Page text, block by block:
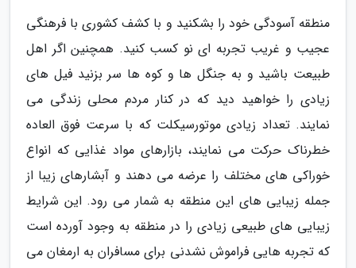
منطقه آسودگی خود را بشکنید و با کشف کشوری با فرهنگی
عجیب و غریب تجربه ای نو کسب کنید. همچنین اگر اهل
طبیعت باشید و به جنگل ها و کوه ها سر بزنید فیل های
زیادی را خواهید دید که در کنار مردم محلی زندگی می
نمایند. تعداد زیادی موتورسیکلت که با سرعت فوق العاده
خطرناک حرکت می نمایند، بازارهای مواد غذایی که انواع
خوراکی های مختلف را عرضه می دهند و آبشارهای زیبا از
جمله زیبایی های این منطقه به شمار می رود. این شرایط
زیبایی های طبیعی زیادی را در منطقه به وجود آورده است
که تجربه هایی فراموش نشدنی برای مسافران به ارمغان می